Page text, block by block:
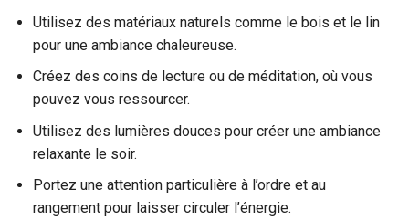
Utilisez des matériaux naturels comme le bois et le lin
pour une ambiance chaleureuse.
Créez des coins de lecture ou de méditation, où vous
pouvez vous ressourcer.
Utilisez des lumières douces pour créer une ambiance
relaxante le soir.
Portez une attention particulière à l’ordre et au
rangement pour laisser circuler l’énergie.